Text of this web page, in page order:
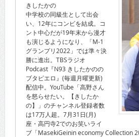
きしたかの
中学校の同級生として出会
い、12年にコンビを結成。コ
ント中心だが19年末から漫才
も演じるようになり、「M-1
グランプリ2022」では準々決
勝に進出。TBSラジオ
Podcast『N93 きしたかのの
ブタピエロ』(毎週月曜更新)
配信中。YouTube「高野さん
を怒らせたい。【きしたか
の】」のチャンネル登録者数
は17万人超。7月31日(月)
座・高円寺2でのお笑いライ
ブ「MasekiGeinin economy Collection